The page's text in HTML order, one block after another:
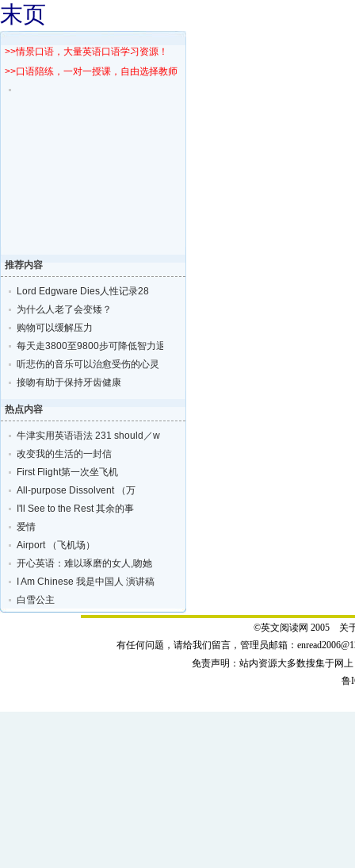
末页
>>情景口语，大量英语口语学习资源！
>>口语陪练，一对一授课，自由选择教师！
推荐内容
Lord Edgware Dies人性记录28
为什么人老了会变矮？
购物可以缓解压力
每天走3800至9800步可降低智力退化的风险
听悲伤的音乐可以治愈受伤的心灵
接吻有助于保持牙齿健康
热点内容
牛津实用英语语法 231 should／w
改变我的生活的一封信
First Flight第一次坐飞机
All-purpose Dissolvent （万
I'll See to the Rest 其余的事
爱情
Airport （飞机场）
开心英语：难以琢磨的女人,吻她
I Am Chinese 我是中国人 演讲稿
白雪公主